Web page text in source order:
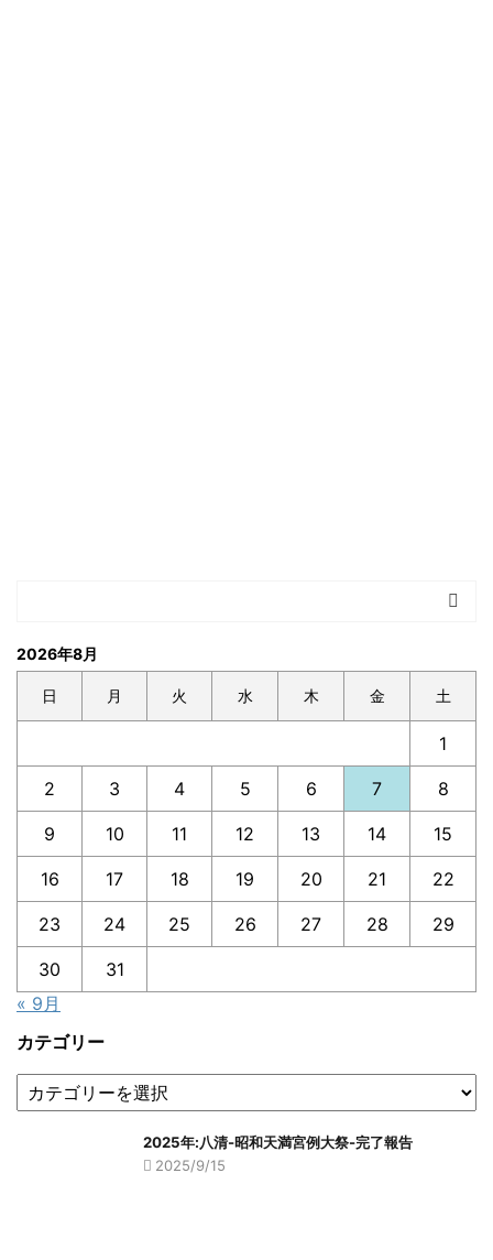
2026年8月
日 月 火 水 木 金 土
1
2 3 4 5 6 7 8
9 10 11 12 13 14 15
16 17 18 19 20 21 22
23 24 25 26 27 28 29
30
31
« 9月
カテゴリー
2025年:八清-昭和天満宮例大祭-完了報告
2025/9/15